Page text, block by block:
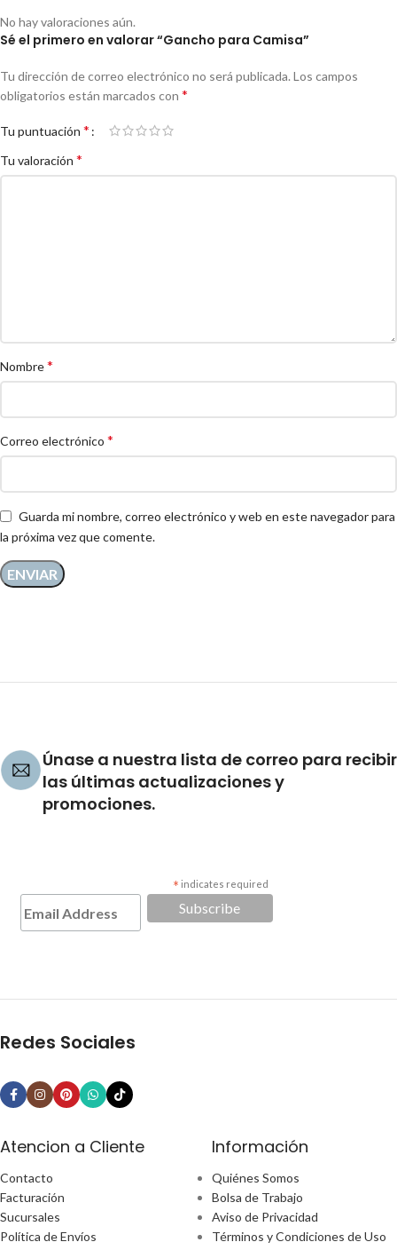
No hay valoraciones aún.
Sé el primero en valorar “Gancho para Camisa”
Tu dirección de correo electrónico no será publicada. Los campos
obligatorios están marcados con *
Tu puntuación *
Tu valoración *
Nombre*
Correo electrónico *
Guarda mi nombre, correo electrónico y web en este navegador para
la próxima vez que comente.
Únase a nuestra lista de correo para recibir
las últimas actualizaciones y
promociones.
* indicates required
Redes Sociales
Atencion a Cliente
Contacto
Facturación
Sucursales
Política de Envíos
Información
Quiénes Somos
Bolsa de Trabajo
Aviso de Privacidad
Términos y Condiciones de Uso